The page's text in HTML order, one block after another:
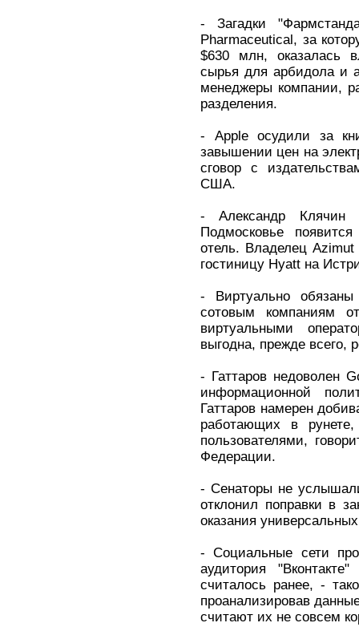
- Загадки
Pharmaceutical, за
$630 млн, оказалась
сырья для арбидола и
менеджеры компании,
разделения.
- Apple осудили за
завышении цен на
сговор с
США.
- Александр
Подмосковье
отель. Владелец
гостиницу Hyatt на
- Виртуально
сотовым компаниям
виртуальными
выгодна, прежде всего,
- Гаттаров недоволен
информационной
Гаттаров намерен
работающих в
пользователями,
Федерации.
- Сенаторы не
отклонил поправки в
оказания
- Социальные сети
аудитория
считалось ранее, -
проанализировав
считают их не совсем